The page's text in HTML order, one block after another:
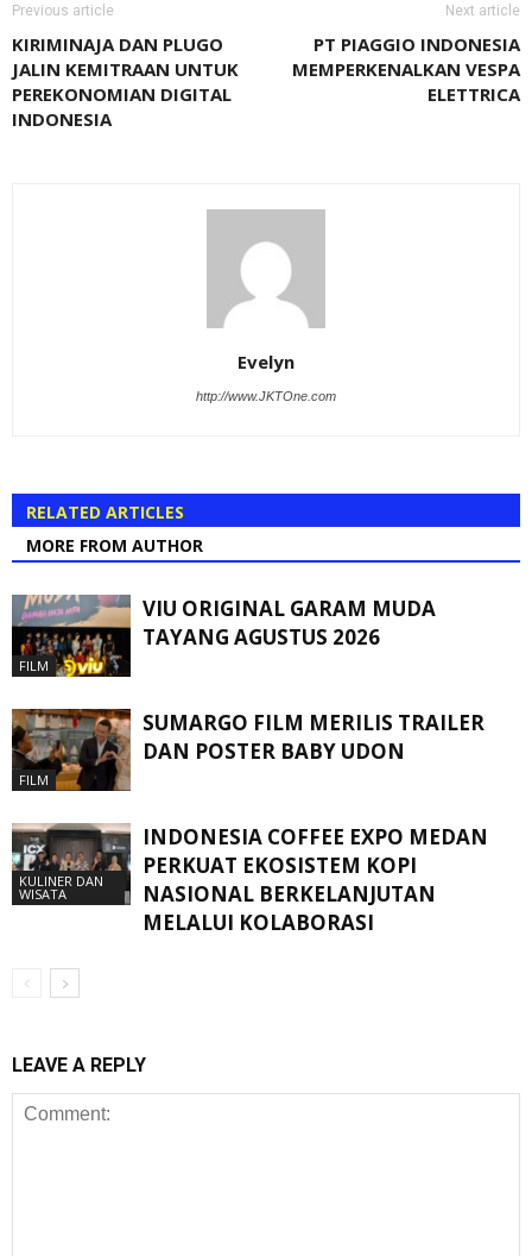
Previous article
KIRIMINAJA DAN PLUGO
JALIN KEMITRAAN UNTUK
PEREKONOMIAN DIGITAL
INDONESIA
Next article
PT PIAGGIO INDONESIA
MEMPERKENALKAN VESPA
ELETTRICA
Evelyn
http://www.JKTOne.com
RELATED ARTICLES
MORE FROM AUTHOR
FILM
VIU ORIGINAL GARAM MUDA
TAYANG AGUSTUS 2026
FILM
SUMARGO FILM MERILIS TRAILER
DAN POSTER BABY UDON
KULINER DAN
WISATA
INDONESIA COFFEE EXPO MEDAN
PERKUAT EKOSISTEM KOPI
NASIONAL BERKELANJUTAN
MELALUI KOLABORASI
LEAVE A REPLY